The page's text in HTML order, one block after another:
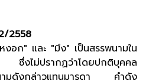
2558
งอก" และ "มึง" เป็นสรรพนามใน
ซึ่งไม่ปรากฏว่าโดยปกติบุคคล
นามดังกล่าวแทนมารดา คำดัง